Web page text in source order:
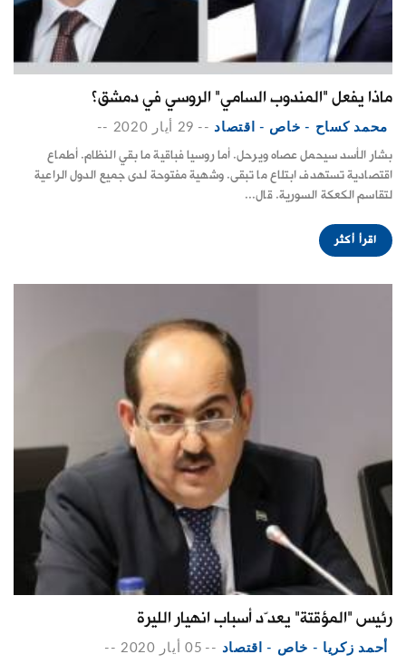
ماذا يفعل "المندوب السامي" الروسي في دمشق؟
محمد كساح - خاص - اقتصاد -- 29 أيار 2020 --
بشار الأسد سيحمل عصاه ويرحل. أما روسيا فباقية ما بقي النظام. أطماع
اقتصادية تستهدف ابتلاع ما تبقى. وشهية مفتوحة لدى جميع الدول الراعية
لتقاسم الكعكة السورية. قال...
اقرأ أكثر
رئيس "المؤقتة" يعدّد أسباب انهيار الليرة
أحمد زكريا - خاص - اقتصاد -- 05 أيار 2020 --